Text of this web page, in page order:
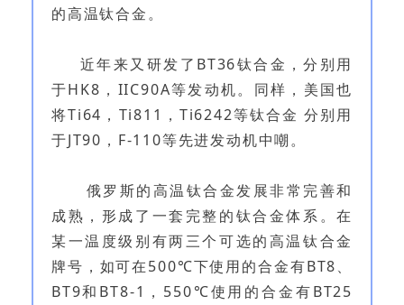
的高温钛合金。
近年来又研发了BT36钛合金，分别用
于HK8，IIC90A等发动机。同样，美国也
将Ti64，Ti811，Ti6242等钛合金 分别用
于JT90，F-110等先进发动机中嘲。
俄罗斯的高温钛合金发展非常完善和
成熟，形成了一套完整的钛合金体系。在
某一温度级别有两三个可选的高温钛合金
牌号，如可在500℃下使用的合金有BT8、
BT9和BT8-1，550℃使用的合金有BT25